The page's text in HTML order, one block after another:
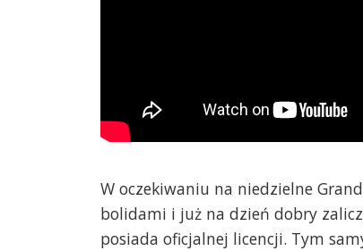
W oczekiwaniu na niedzielne
bolidami i już na dzień dobry
posiada oficjalnej licencji. Tym